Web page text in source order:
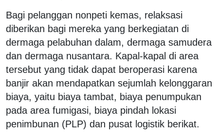
Bagi pelanggan nonpeti kemas, relaksasi
diberikan bagi mereka yang berkegiatan di
dermaga pelabuhan dalam, dermaga samudera
dan dermaga nusantara. Kapal-kapal di area
tersebut yang tidak dapat beroperasi karena
banjir akan mendapatkan sejumlah kelonggaran
biaya, yaitu biaya tambat, biaya penumpukan
pada area fumigasi, biaya pindah lokasi
penimbunan (PLP) dan pusat logistik berikat.